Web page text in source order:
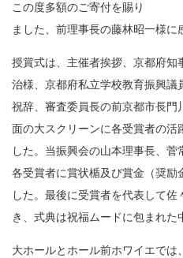
この度多額のご寄付を賜り
ました、前理事長の藤林昭一様に
授賞式は、主催者挨拶、京都府
治様、京都府私立学校教育振興
祝辞、審査委員長の前京都市長
面の大スクリーンに各受賞者の活
した。当振興会の山本理事長、菅
各受賞者に賞状楯及び賞金（奨励
した。最後に受賞者を代表して
き、式典は祝福ムードに包まれた
大ホールとホール前ホワイエで